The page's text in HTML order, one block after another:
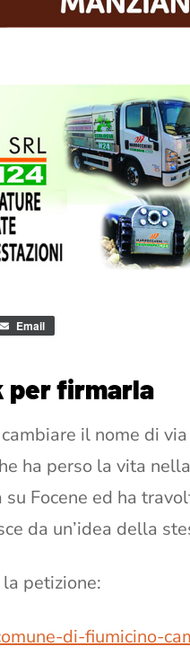
Email
per firmarla
il nome di
ha perso la vita
Focene ed ha
da un’idea della
petizione:
di-fiumicino-